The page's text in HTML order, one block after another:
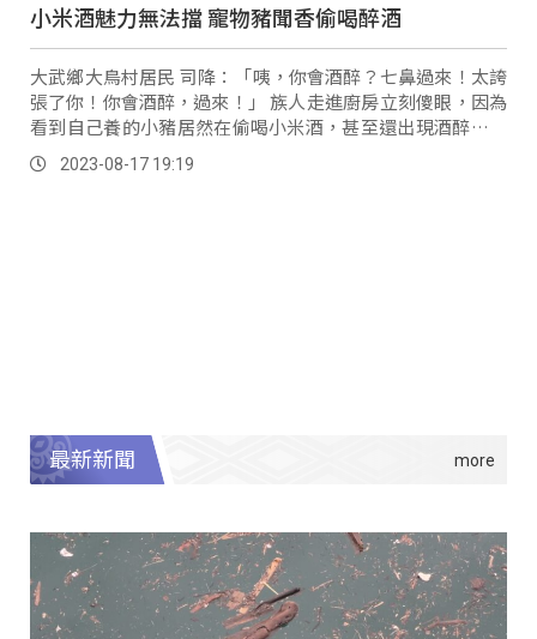
小米酒魅力無法擋 寵物豬聞香偷喝醉酒
大武鄉大鳥村居民 司降：「咦，你會酒醉？七鼻過來！太誇
張了你！你會酒醉，過來！」 族人走進廚房立刻傻眼，因為
看到自己養的小豬居然在偷喝小米酒，甚至還出現酒醉的反
應，不管主人怎麼拉就是拉不走。
2023-08-17 19:19
最新新聞